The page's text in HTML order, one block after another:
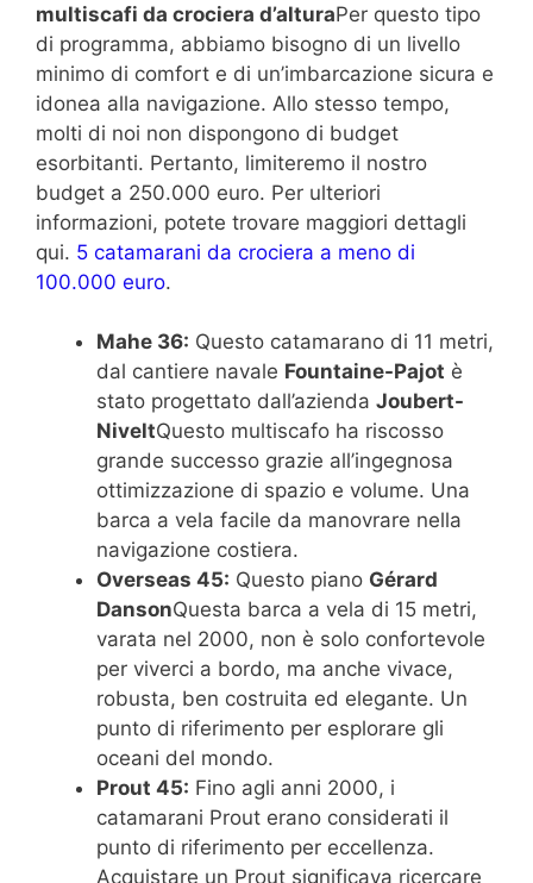
multiscafi da crociera d’alturaPer questo tipo
di programma, abbiamo bisogno di un livello
minimo di comfort e di un’imbarcazione sicura e
idonea alla navigazione. Allo stesso tempo,
molti di noi non dispongono di budget
esorbitanti. Pertanto, limiteremo il nostro
budget a 250.000 euro. Per ulteriori
informazioni, potete trovare maggiori dettagli
qui. 5 catamarani da crociera a meno di
100.000 euro.
Mahe 36: Questo catamarano di 11 metri,
dal cantiere navale Fountaine-Pajot è
stato progettato dall’azienda Joubert-
NiveltQuesto multiscafo ha riscosso
grande successo grazie all’ingegnosa
ottimizzazione di spazio e volume. Una
barca a vela facile da manovrare nella
navigazione costiera.
Overseas 45: Questo piano Gérard
DansonQuesta barca a vela di 15 metri,
varata nel 2000, non è solo confortevole
per viverci a bordo, ma anche vivace,
robusta, ben costruita ed elegante. Un
punto di riferimento per esplorare gli
oceani del mondo.
Prout 45: Fino agli anni 2000, i
catamarani Prout erano considerati il ​​
punto di riferimento per eccellenza.
Acquistare un Prout significava ricercare